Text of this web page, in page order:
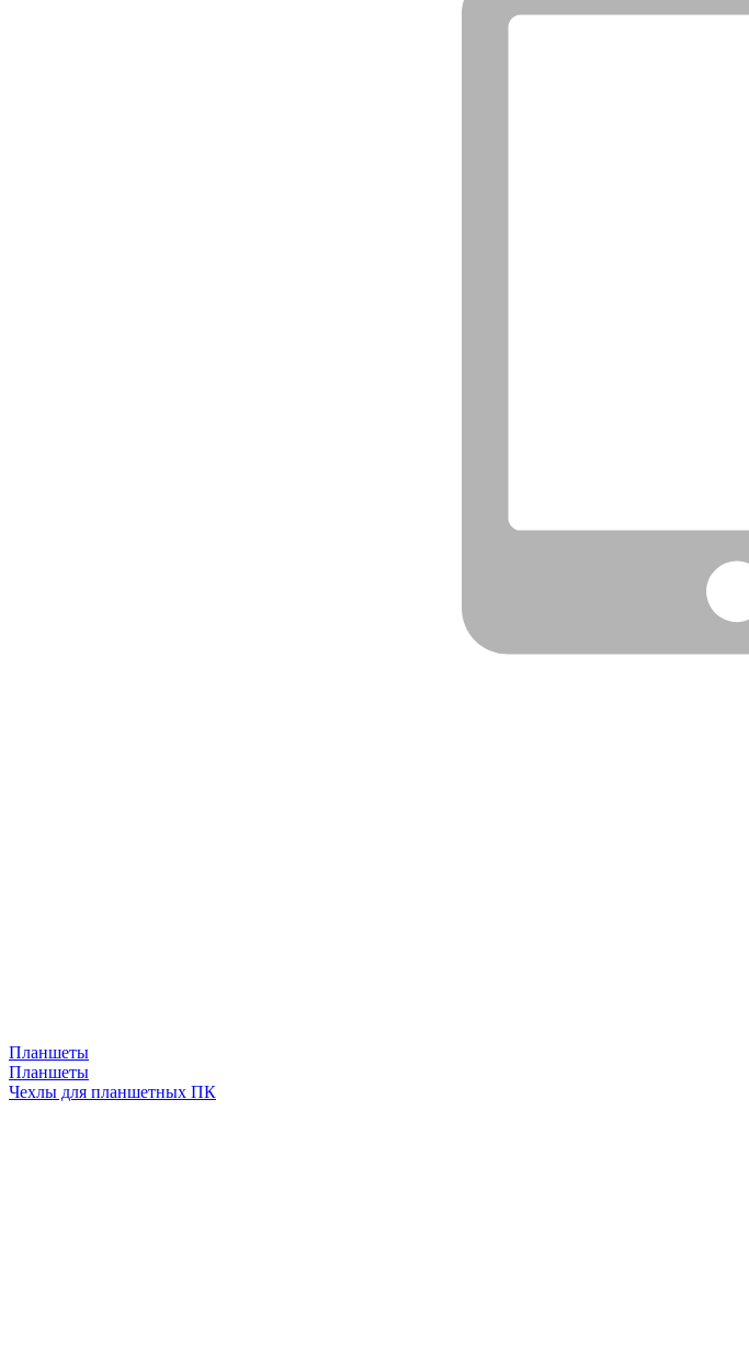
Планшеты
Планшеты
Чехлы для планшетных ПК